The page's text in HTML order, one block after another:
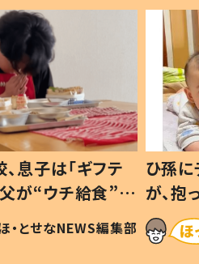
息子は「ギフテ
が“ウチ給食”を
とは #令和の親
・とせなNEWS編集部
ひ孫
が、
「涙が
い」